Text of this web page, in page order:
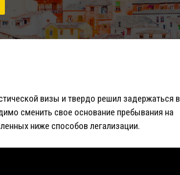
визы и твердо решил задержаться в
сменить свое основание пребывания на
ниже способов легализации.